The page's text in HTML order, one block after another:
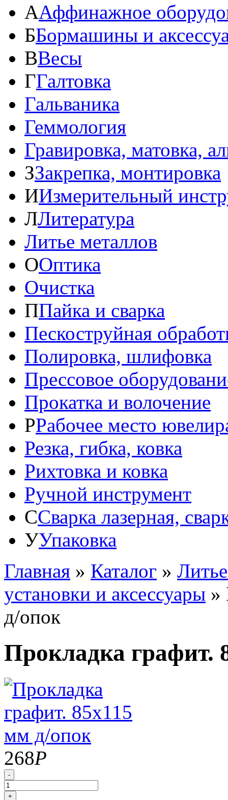
ААффинажное
ББормашины и
ВВесы
ГГалтовка
Гальваника
Геммология
Гравировка, матовка,
ЗЗакрепка, монтировка
ИИзмерительный
ЛЛитература
Литье металлов
ООптика
Очистка
ППайка и сварка
Пескоструйная
Полировка, шлифовка
Прессовое
Прокатка и волочение
РРабочее место
Резка, гибка, ковка
Рихтовка и ковка
Ручной инструмент
ССварка лазерная,
УУпаковка
Главная » Каталог »
установки и аксессуары »
д/опок
Прокладка графит.
268Р
-
+